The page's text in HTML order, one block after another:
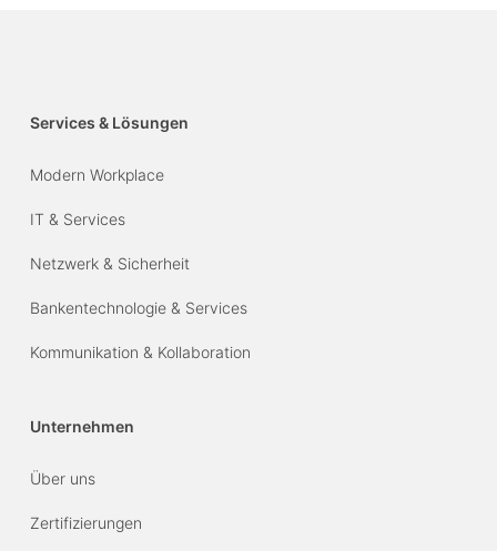
Services & Lösungen
Modern Workplace
IT & Services
Netzwerk & Sicherheit
Bankentechnologie & Services
Kommunikation & Kollaboration
Unternehmen
Über uns
Zertifizierungen